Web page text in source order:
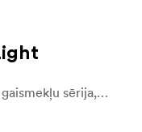
Zhiyun Molus B sērija ir radošu LED gaismekļu sērija, kas paredzēta visu līmeņu satura veidotājiem. Apvienojot izcilu veiktspēju un pieejamu cenu, šī sērija piedāvā virkni kompaktu LED modeļu ar izejas līmeņiem, kas atbilst dažādām vajadzībām.